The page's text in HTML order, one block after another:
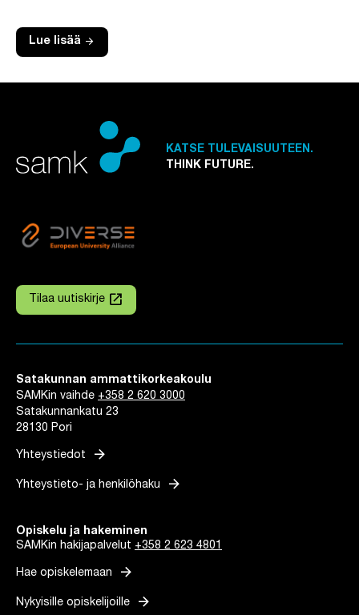
Lue lisää arrow_forward
KATSE TULEVAISUUTEEN.
THINK FUTURE.
Tilaa uutiskirje
Linkki avautuu uuteen välilehteen
launch
Satakunnan ammattikorkeakoulu
SAMKin vaihde +358 2 620 3000
Satakunnankatu 23
28130 Pori
Yhteystiedot arrow_forward
Yhteystieto- ja henkilöhaku arrow_forward
Opiskelu ja hakeminen
SAMKin hakijapalvelut +358 2 623 4801
Hae opiskelemaan arrow_forward
Nykyisille opiskelijoille arrow_forward